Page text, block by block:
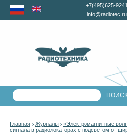
+7(495)625-9241
info@radiotec.ru
Главная > Журналы > «Электромагнитные
сигнала в радиолокаторах с подсветом от